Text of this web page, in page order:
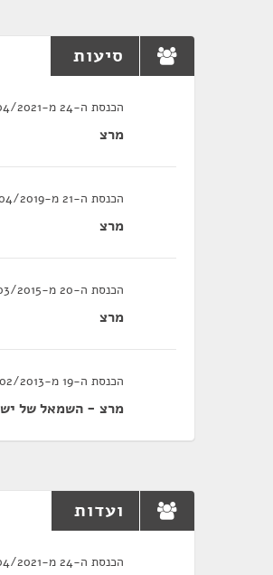
סיעות
הכנסת ה-24 מ-06/04/2021 עד 18/07/2021
מרצ
הכנסת ה-21 מ-30/04/2019 עד 03/10/2019
מרצ
הכנסת ה-20 מ-31/03/2015 עד 30/04/2019
מרצ
הכנסת ה-19 מ-05/02/2013 עד 31/03/2015
מרצ - השמאל של
ועדות
הכנסת ה-24 מ-26/04/2021 עד 13/06/2021